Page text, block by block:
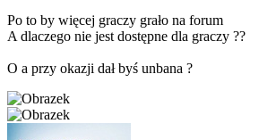
Po to by więcej graczy grało na forum
A dlaczego nie jest dostępne dla graczy ??
O a przy okazji dał byś unbana ?